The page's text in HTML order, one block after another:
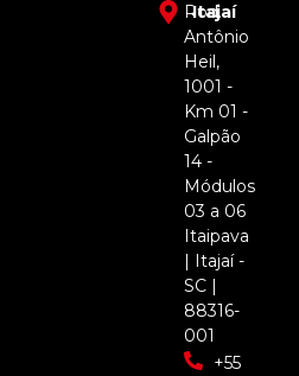
Itajaí
Rod.
Antônio
Heil,
1001 -
Km 01 -
Galpão
14 -
Módulos
03 a 06
Itaipava
| Itajaí -
SC |
88316-
001
+55